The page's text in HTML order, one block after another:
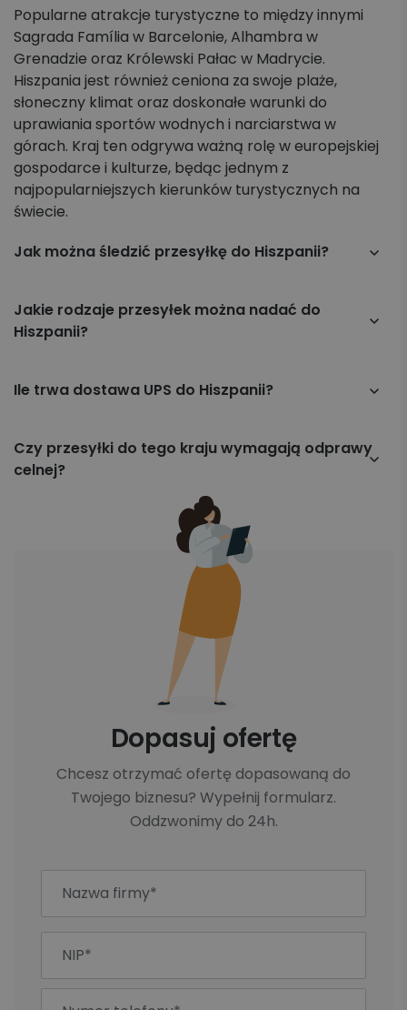
Popularne atrakcje turystyczne to między innymi
Sagrada Família w Barcelonie, Alhambra w
Grenadzie oraz Królewski Pałac w Madrycie.
Hiszpania jest również ceniona za swoje plaże,
słoneczny klimat oraz doskonałe warunki do
uprawiania sportów wodnych i narciarstwa w
górach. Kraj ten odgrywa ważną rolę w europejskiej
gospodarce i kulturze, będąc jednym z
najpopularniejszych kierunków turystycznych na
świecie.
Jak można śledzić przesyłkę do Hiszpanii?
wpisując numer listu przewozowego w zakładce
„Śledzenie przesyłki”.
Jakie rodzaje przesyłek można nadać do
Hiszpanii?
typy przesyłek, w tym: paczki standardowe, przesyłki
drobnicowe.
Ile trwa dostawa UPS do Hiszpanii?
zazwyczaj doręczane w ciągu 4–5 dni roboczych od
momentu nadania paczki
Czy przesyłki do tego kraju wymagają odprawy
celnej?
Nie, ponieważ Hiszpania jest członkiem Unii
Europejskiej, przesyłki nie podlegają odprawie celnej.
Dopasuj ofertę
Chcesz otrzymać ofertę dopasowaną do
Twojego biznesu? Wypełnij formularz.
Oddzwonimy do 24h.